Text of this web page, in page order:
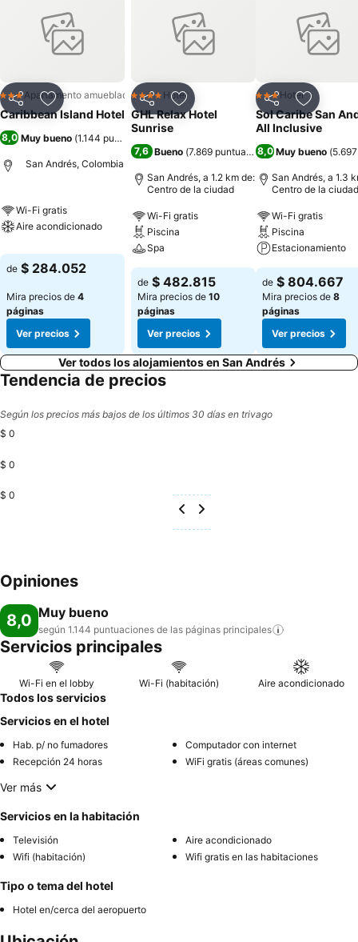
minutos en automóvil, mientras que los arrecifes West View se sitúan
aproximadamente a 25 minutos. El Caribbean Island Hotel tiene
cocina con fogones, nevera, fregadero, cafetera y utensilios de
como el Presto, en los bajos del mismo edificio, o La 20 de Ivonnie, a
300 metros.
CompartirAgregar a favoritos
3 EstrellasApartamento amueblado
Caribbean Island Hotel
8,0 Muy bueno (1.144 puntuaciones
San Andrés, Colombia
Wi-Fi gratis
Aire acondicionado
de $ 284.052
Mira precios de 4
páginas
Ver precios
CompartirAgregar a favoritos
4 EstrellasHotel
GHL Relax Hotel
Sunrise
7,6 Bueno (7.869 puntuaciones)
San Andrés, a 1.2 km de:
Centro de la ciudad
Wi-Fi gratis
Piscina
Spa
de $ 482.815
Mira precios de 10
páginas
Ver precios
CompartirAgregar
3 Estrellas
Hotel
Sol Caribe San
All Inclusive
8,0 Muy bueno (
San Andrés, a 1.3
Centro de la ciudad
Wi-Fi gratis
Piscina
Estacionamiento
de $ 804.667
Mira precios de 8
páginas
Ver precios
Ver todos los alojamientos en San Andrés
Tendencia de precios
Según los precios más bajos de los últimos 30 días en trivago
$ 0
$ 0
$ 0
Opiniones
8,0 Muy bueno
según 1.144 puntuaciones de las páginas principales
Servicios principales
Wi-Fi en el lobby Wi-Fi (habitación) Aire acondicionado
Todos los servicios
Servicios en el hotel
Hab. p/ no fumadores
Computador con internet
Recepción 24 horas
WiFi gratis (áreas comunes)
Ver más
Servicios en la habitación
Televisión
Aire acondicionado
Wifi (habitación)
Wifi gratis en las habitaciones
Tipo o tema del hotel
Hotel en/cerca del aeropuerto